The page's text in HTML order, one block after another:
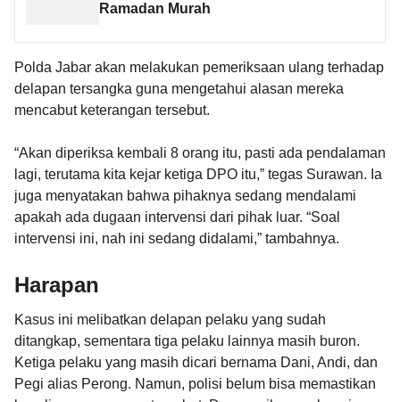
Ramadan Murah
Polda Jabar akan melakukan pemeriksaan ulang terhadap
delapan tersangka guna mengetahui alasan mereka
mencabut keterangan tersebut.
“Akan diperiksa kembali 8 orang itu, pasti ada pendalaman
lagi, terutama kita kejar ketiga DPO itu,” tegas Surawan. Ia
juga menyatakan bahwa pihaknya sedang mendalami
apakah ada dugaan intervensi dari pihak luar. “Soal
intervensi ini, nah ini sedang didalami,” tambahnya.
Harapan
Kasus ini melibatkan delapan pelaku yang sudah
ditangkap, sementara tiga pelaku lainnya masih buron.
Ketiga pelaku yang masih dicari bernama Dani, Andi, dan
Pegi alias Perong. Namun, polisi belum bisa memastikan